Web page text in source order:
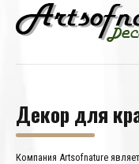
Декор для
Компания Artsofnature